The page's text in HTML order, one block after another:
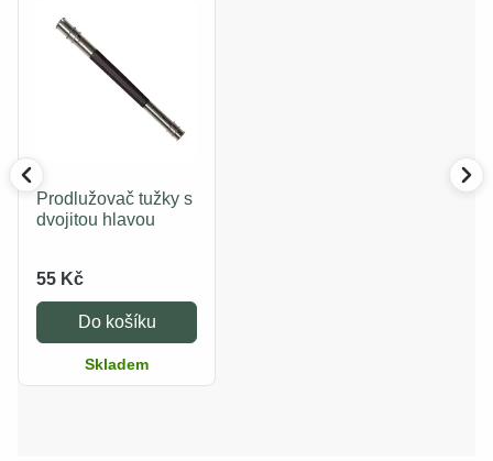
Prodlužovač tužky s
dvojitou hlavou
55 Kč
Do košíku
Skladem